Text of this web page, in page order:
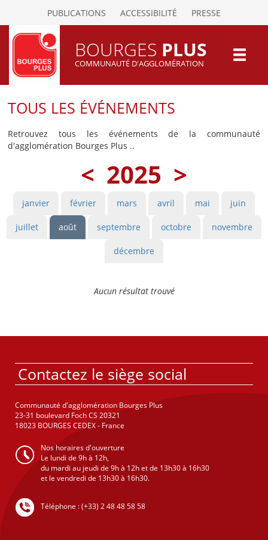
PUBLICATIONS ACCESSIBILITÉ PRESSE
BOURGES PLUS
COMMUNAUTÉ D'AGGLOMÉRATION
TOUS LES ÉVÉNEMENTS
Retrouvez tous les événements de la communauté
d'agglomération Bourges Plus ..
< 2025 >
janvier février mars avril mai juin
juillet août septembre octobre novembre
décembre
Aucun résultat trouvé
Contactez le siège social
Communauté d'agglomération Bourges Plus
23-31 boulevard Foch CS 20321
18023 BOURGES CEDEX - France
Nos horaires d'ouverture
Le lundi de 9h à 12h,
du mardi au jeudi de 9h à 12h et de 13h30 à 16h30
et le vendredi de 13h30 à 16h30.
Téléphone : (+33) 2 48 48 58 58